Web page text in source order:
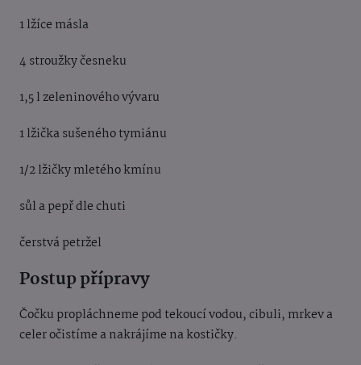
1 lžíce másla
4 stroužky česneku
1,5 l zeleninového vývaru
1 lžička sušeného tymiánu
1/2 lžičky mletého kmínu
sůl a pepř dle chuti
čerstvá petržel
Postup přípravy
Čočku propláchneme pod tekoucí vodou, cibuli, mrkev a
celer očistíme a nakrájíme na kostičky.